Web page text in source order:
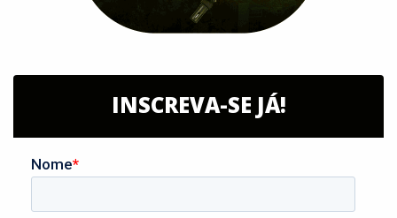
INSCREVA-SE JÁ!